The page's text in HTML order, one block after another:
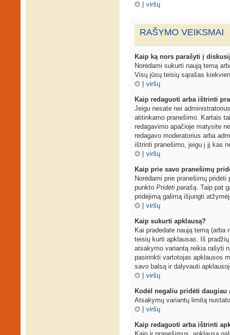
Į viršų
RAŠYMO VEIKSMAI
Kaip ką nors parašyti į
Norėdami sukurti naują temą
Visų jūsų teisių sąrašas
Į viršų
Kaip redaguoti arba ištrinti
Jeigu nesate nei
atitinkamo pranešimo. Kartais
redagavimo apačioje matysite
redagavo moderatorius arba
ištrinti pranešimo, jeigu į jį kas
Į viršų
Kaip prie savo pranešimų
Norėdami prie pranešimų
punkto Pridėti parašą . Taip pat
pridėjimą galimą išjungti
Į viršų
Kaip sukurti apklausą?
Kai pradedate naują temą
teisių kurti apklausas. Iš
atsakymo variantą reikia rašyti
pasirinkti vartotojas apklausos
savo balsą ir dalyvauti
Į viršų
Kodėl negaliu pridėti daugiau
Atsakymų variantų limitą
Į viršų
Kaip redaguoti arba ištrinti